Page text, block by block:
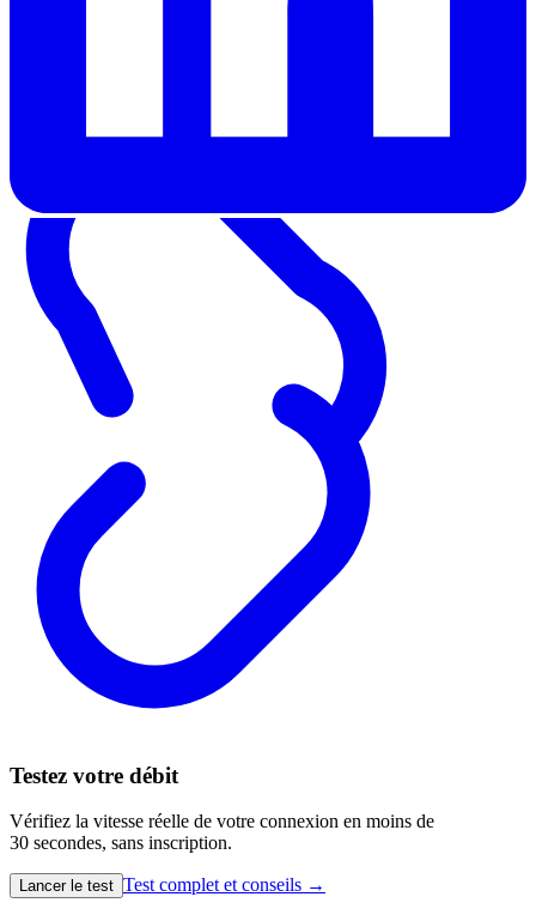
Testez votre débit
Vérifiez la vitesse réelle de votre connexion en moins de
30 secondes, sans inscription.
Lancer le test Test complet et conseils →